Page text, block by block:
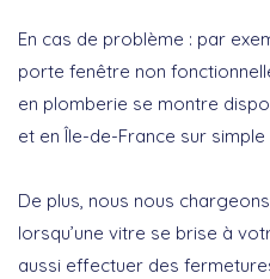
En cas de problème : par
porte fenêtre non
en plomberie se montre
et en Île-de-France sur simple
De plus, nous nous
lorsqu’une vitre se brise à
aussi effectuer des